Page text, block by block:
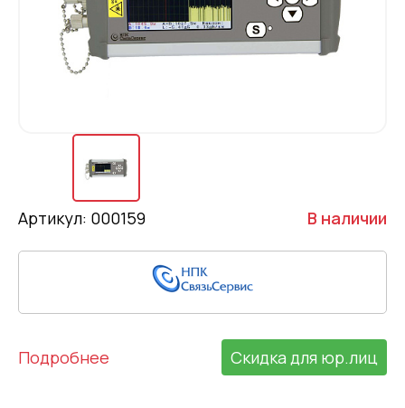
Артикул: 000159 В наличии
Подробнее Скидка для юр.лиц